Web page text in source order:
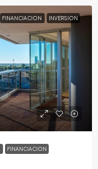
FINANCIACION INVERSION
FINANCIACION